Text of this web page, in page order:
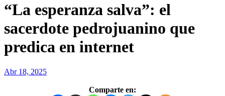
“La esperanza salva”: el
sacerdote pedrojuanino que
predica en internet
Abr 18, 2025
Comparte en: